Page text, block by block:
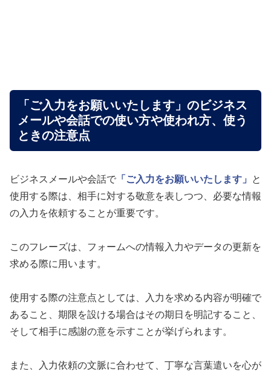
「ご入力をお願いいたします」のビジネス
メールや会話での使い方や使われ方、使う
ときの注意点
ビジネスメールや会話で 「ご入力をお願いいたします」
と
使用する際は、相手に対する敬意を表しつつ、必要な情報
の入力を依頼することが重要です。
このフレーズは、フォームへの情報入力やデータの更新を
求める際に用います。
使用する際の注意点としては、入力を求める内容が明確で
あること、期限を設ける場合はその期日を明記すること、
そして相手に感謝の意を示すことが挙げられます。
また、入力依頼の文脈に合わせて、丁寧な言葉遣いを心が